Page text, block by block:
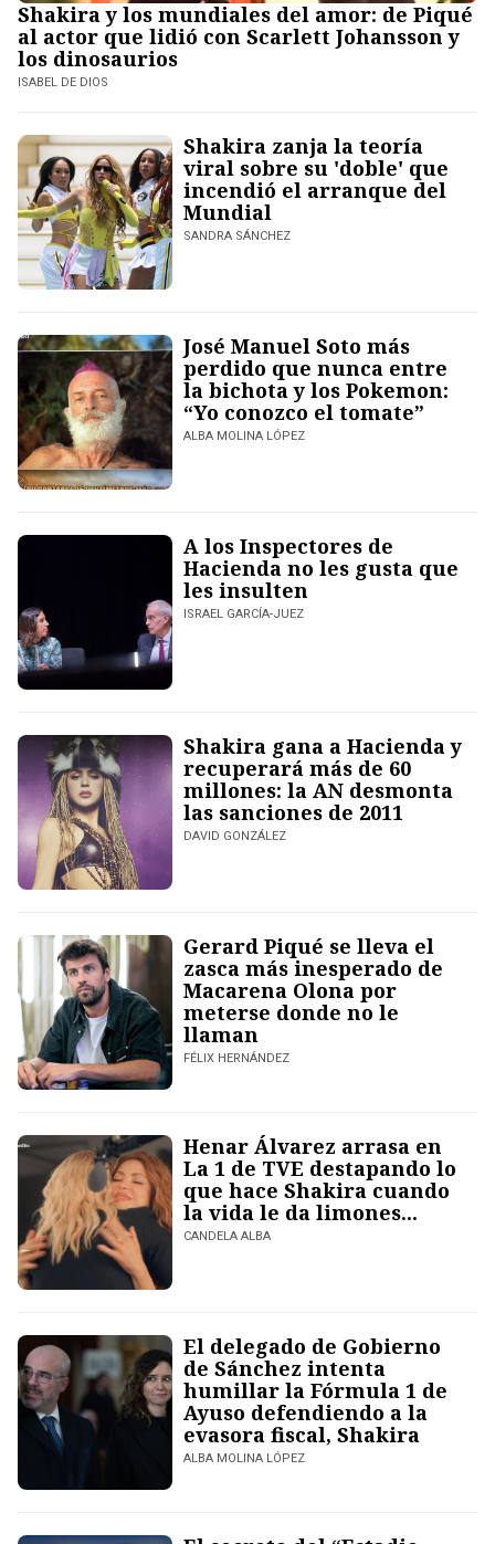
Shakira y los mundiales del amor: de Piqué
al actor que lidió con Scarlett Johansson y
los dinosaurios
ISABEL DE DIOS
Shakira zanja la teoría
viral sobre su 'doble' que
incendió el arranque del
Mundial
SANDRA SÁNCHEZ
José Manuel Soto más
perdido que nunca entre
la bichota y los Pokemon:
“Yo conozco el tomate”
ALBA MOLINA LÓPEZ
A los Inspectores de
Hacienda no les gusta que
les insulten
ISRAEL GARCÍA-JUEZ
Shakira gana a Hacienda y
recuperará más de 60
millones: la AN desmonta
las sanciones de 2011
DAVID GONZÁLEZ
Gerard Piqué se lleva el
zasca más inesperado de
Macarena Olona por
meterse donde no le
llaman
FÉLIX HERNÁNDEZ
Henar Álvarez arrasa en
La 1 de TVE destapando lo
que hace Shakira cuando
la vida le da limones...
CANDELA ALBA
El delegado de Gobierno
de Sánchez intenta
humillar la Fórmula 1 de
Ayuso defendiendo a la
evasora fiscal, Shakira
ALBA MOLINA LÓPEZ